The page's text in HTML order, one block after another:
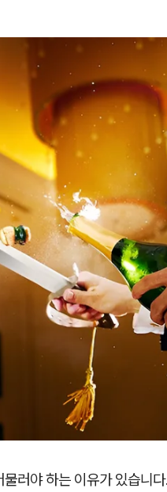
러야 하는 이유가 있습니